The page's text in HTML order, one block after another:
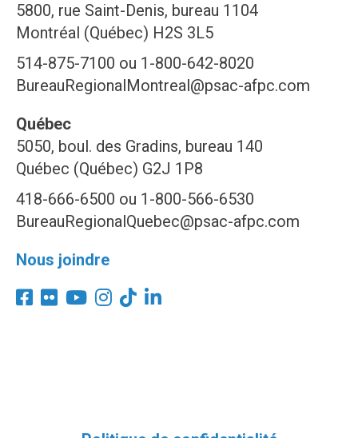
5800, rue Saint-Denis, bureau 1104
Montréal (Québec) H2S 3L5
514-875-7100 ou 1-800-642-8020
BureauRegionalMontreal@psac-afpc.com
Québec
5050, boul. des Gradins, bureau 140
Québec (Québec) G2J 1P8
418-666-6500 ou 1-800-566-6530
BureauRegionalQuebec@psac-afpc.com
Nous joindre